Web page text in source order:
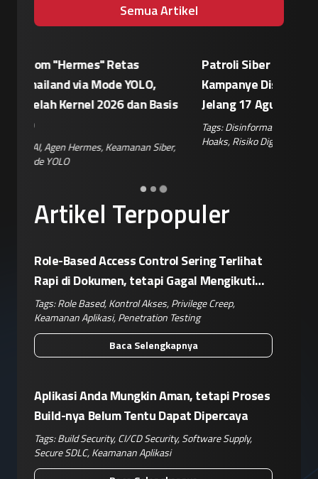
Semua Artikel
Artikel Terpopuler
Role-Based Access Control Sering Terlihat
Rapi di Dokumen, tetapi Gagal Mengikuti
Operasional Nyata
Tags:Role Based,Kontrol Akses,Privilege Creep,
Keamanan Aplikasi,Penetration Testing
Baca Selengkapnya
Aplikasi Anda Mungkin Aman, tetapi Proses
Build-nya Belum Tentu Dapat Dipercaya
Tags:Build Security,CI/CD Security,Software Supply,
Secure SDLC,Keamanan Aplikasi
Patroli Siber Polda Metro Jaya Netralisir
Kampanye Disinformasi Hoaks di TikTok
Jelang 17 Agustus
Tags:
Penanganan
Hoaks
Risiko Digital Reputasi Merek